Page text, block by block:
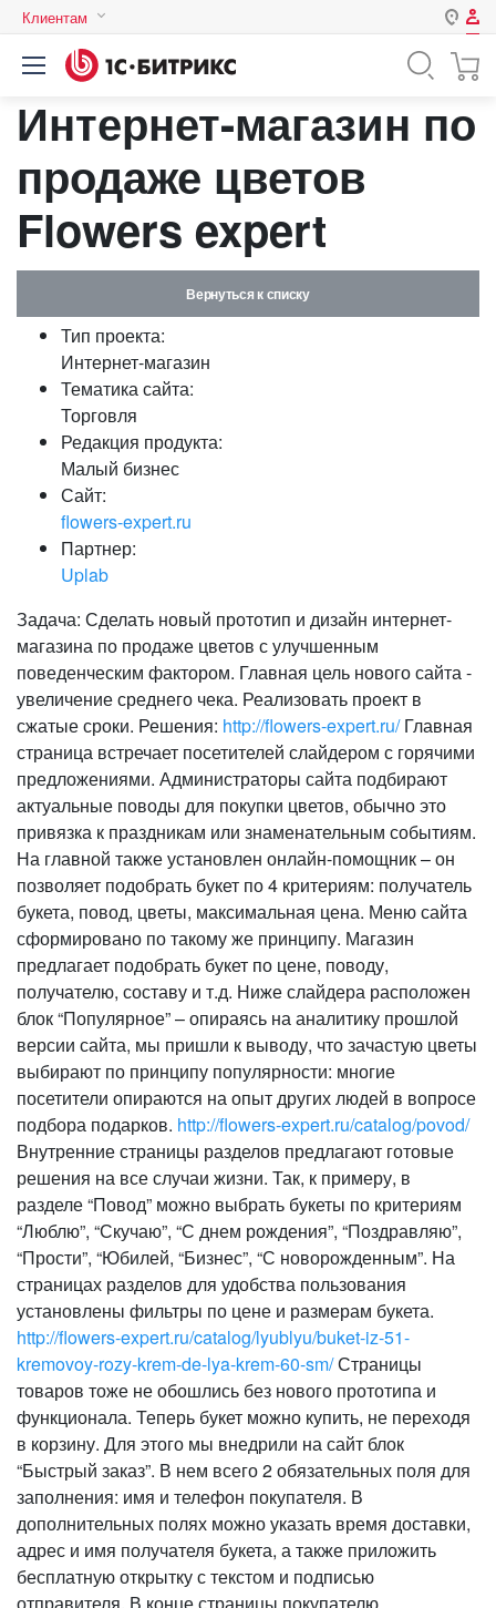
Клиентам
Казахстан
Авторизация
Логин
Пароль
Запомнить меня на этом
Забыли свой пароль?
или войдите с помощью
Интернет-магазин по
продаже цветов
Flowers expert
Вернуться к списку
Тип проекта:
Интернет-магазин
Тематика сайта:
Торговля
Редакция продукта:
Малый бизнес
Сайт:
flowers-expert.ru
Партнер:
Uplab
Задача: Сделать новый прототип и дизайн интернет-
магазина по продаже цветов с улучшенным
поведенческим фактором. Главная цель нового сайта -
увеличение среднего чека. Реализовать проект в
сжатые сроки. Решения: http://flowers-expert.ru/Главная
страница встречает посетителей слайдером с горячими
предложениями. Администраторы сайта подбирают
актуальные поводы для покупки цветов, обычно это
привязка к праздникам или знаменательным событиям.
На главной также установлен онлайн-помощник – он
позволяет подобрать букет по 4 критериям: получатель
букета, повод, цветы, максимальная цена. Меню сайта
сформировано по такому же принципу. Магазин
предлагает подобрать букет по цене, поводу,
получателю, составу и т.д. Ниже слайдера расположен
блок “Популярное” – опираясь на аналитику прошлой
версии сайта, мы пришли к выводу, что зачастую цветы
выбирают по принципу популярности: многие
посетители опираются на опыт других людей в вопросе
подбора подарков. http://flowers-expert.ru/catalog/povod/
Внутренние страницы разделов предлагают готовые
решения на все случаи жизни. Так, к примеру, в
разделе “Повод” можно выбрать букеты по критериям
“Люблю”, “Скучаю”, “С днем рождения”, “Поздравляю”,
“Прости”, “Юбилей, “Бизнес”, “С новорожденным”. На
страницах разделов для удобства пользования
установлены фильтры по цене и размерам букета.
http://flowers-expert.ru/catalog/lyublyu/buket-iz-51-
kremovoy-rozy-krem-de-lya-krem-60-sm/Страницы
товаров тоже не обошлись без нового прототипа и
функционала. Теперь букет можно купить, не переходя
в корзину. Для этого мы внедрили на сайт блок
“Быстрый заказ”. В нем всего 2 обязательных поля для
заполнения: имя и телефон покупателя. В
дополнительных полях можно указать время доставки,
адрес и имя получателя букета, а также приложить
бесплатную открытку с текстом и подписью